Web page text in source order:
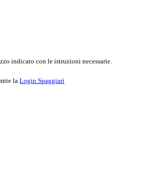
indicato con le istruzioni necessarie.
la Login Spaggiari